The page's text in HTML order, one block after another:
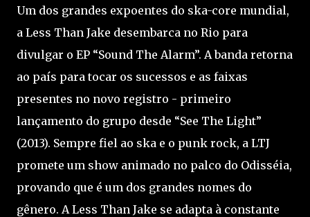
Um dos grandes expoentes do ska-core mundial,
a Less Than Jake desembarca no Rio para
divulgar o EP “Sound The Alarm”. A banda retorna
ao país para tocar os sucessos e as faixas
presentes no novo registro - primeiro
lançamento do grupo desde “See The Light”
(2013). Sempre fiel ao ska e o punk rock, a LTJ
promete um show animado no palco do Odisséia,
provando que é um dos grandes nomes do
gênero. A Less Than Jake se adapta à constante